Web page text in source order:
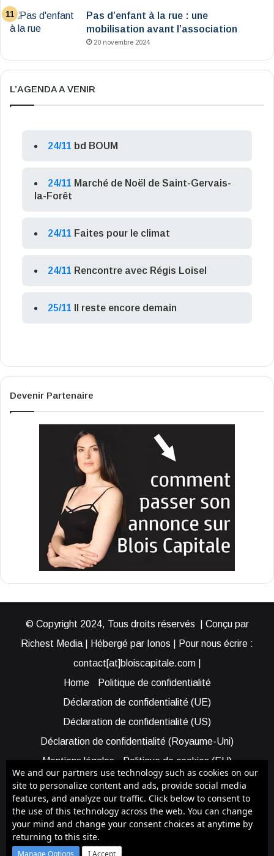
Pas d’enfant à la rue : une
mobilisation avant l’association
20 novembre 2024
L’AGENDA A VENIR
24/11 bd BOUM
24/11 Marché de Noël de Saint-Gervais-
la-Forêt
24/11 Faites pour le climat
24/11 Rencontre avec Régis Loisel
25/11 Il reste encore demain
Devenir Partenaire
© Copyright 2024, Tous droits réservés | Conçu par
Richest Media | Hébergé par Ionos | Pour nous écrire :
contact[at]bloiscapitale.com |
Home
Politique de confidentialité
Déclaration de confidentialité (UE)
Déclaration de confidentialité (US)
Déclaration de confidentialité (Royaume-Uni)
Mentions légales
Politique de cookies (EU)
Cookie Policy (AUS)
Cookie Policy (US)
Qui sommes-nous ?
Participer à Blois Capitale
Bénéficier d’une assistance
Facebook
X
We and our partners use technology such as cookies on our
site to personalize content and ads, provide social media
features, and analyze our traffic. Click below to consent to
the use of this technology across the web. You can change
your mind and change your consent choices at anytime by
returning to this site.
Manage Options I Accept